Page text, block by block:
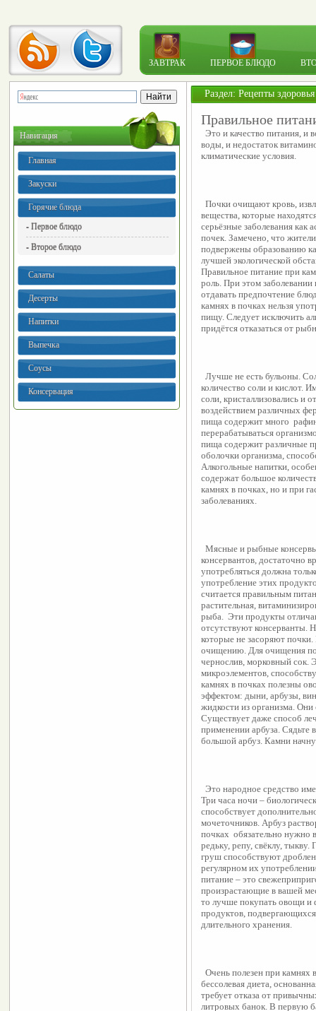
ЗАВТРАК ПЕРВОЕ БЛЮДО
Навигация
Главная
Закуски
Горячие блюда
- Первое блюдо
- Второе блюдо
Салаты
Десерты
Напитки
Выпечка
Соусы
Консервация
Раздел: Рецепты
Правильное
Это и качество питания, и
воды, и недостаток
климатические условия.
Почки очищают кровь,
вещества, которые
серьёзные заболевания как
почек. Замечено, что
подвержены образованию
лучшей экологической
Правильное питание при
роль. При этом
отдавать предпочтение
камнях в почках нельзя
пищу. Следует исключить
придётся отказаться от
Лучше не есть бульоны.
количество соли и кислот.
соли, кристаллизовались и
воздействием различных
пища содержит много
перерабатываться
пища содержит различные
оболочки организма,
Алкогольные напитки,
содержат большое
камнях в почках, но и при
заболеваниях.
Мясные и рыбные
консервантов, достаточно
употребляться должна
употребление этих
считается правильным
растительная,
рыба.  Эти продукты
отсутствуют консерванты.
которые не засоряют
очищению. Для очищения
чернослив, морковный сок.
микроэлементов,
камнях в почках полезны
эффектом: дыни, арбузы,
жидкости из организма.
Существует даже способ
применении арбуза. Сядьте
большой арбуз. Камни
Это народное средство
Три часа ночи –
способствует
мочеточников. Арбуз
почках  обязательно
редьку, репу, свёклу,
груш способствуют
регулярном их
питание – это
произрастающие в вашей
то лучше покупать овощи и
продуктов,
длительного хранения.
Очень полезен при камнях
бессолевая диета,
требует отказа от
литровых банок. В первую